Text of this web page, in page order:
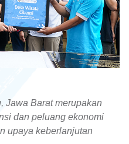
Jawa Barat merupakan
dan peluang ekonomi
upaya keberlanjutan